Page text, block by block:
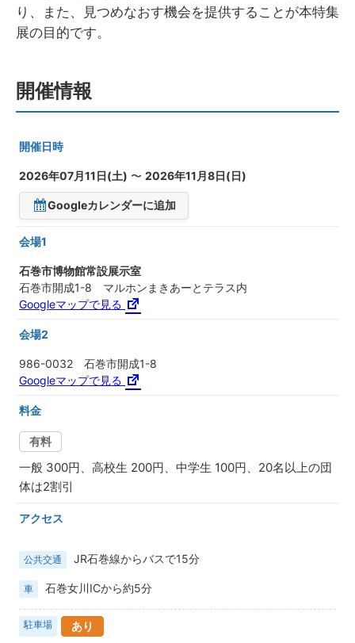
り、また、見つめなおす機会を提供することが本特集
展の目的です。
開催情報
開催日時
2026年07月11日(土) 〜 2026年11月8日(日)
Googleカレンダーに追加
会場1
石巻市博物館常設展示室
石巻市開成1-8 マルホンまきあーとテラス内
Googleマップで見る
会場2
986-0032 石巻市開成1-8
Googleマップで見る
料金
有料
一般 300円、高校生 200円、中学生 100円、20名以上の団
体は2割引
アクセス
公共交通 JR石巻線からバスで15分
車 石巻女川ICから約5分
駐車場 あり